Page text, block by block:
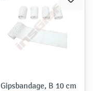
Gipsbandage, B 10 cm